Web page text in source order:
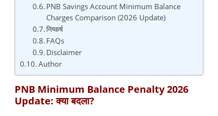
PNB Savings Account Minimum Balance
Charges Comparison (2026 Update)
निष्कर्ष
FAQs
Disclaimer
Author
PNB Minimum Balance Penalty 2026
Update: क्या बदला?